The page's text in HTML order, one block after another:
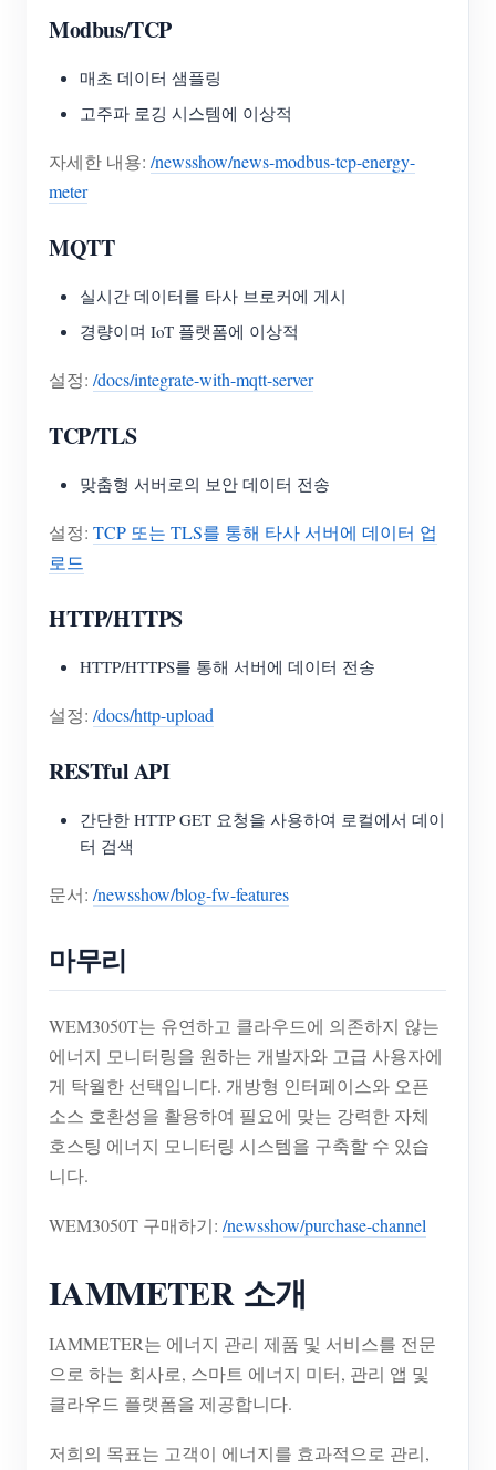
Modbus/TCP
매초 데이터 샘플링
고주파 로깅 시스템에 이상적
자세한 내용: /newsshow/news-modbus-tcp-energy-
meter
MQTT
실시간 데이터를 타사 브로커에 게시
경량이며 IoT 플랫폼에 이상적
설정: /docs/integrate-with-mqtt-server
TCP/TLS
맞춤형 서버로의 보안 데이터 전송
설정: TCP 또는 TLS를 통해 타사 서버에 데이터 업
로드
HTTP/HTTPS
HTTP/HTTPS를 통해 서버에 데이터 전송
설정: /docs/http-upload
RESTful API
간단한 HTTP GET 요청을 사용하여 로컬에서 데이
터 검색
문서: /newsshow/blog-fw-features
마무리
WEM3050T는 유연하고 클라우드에 의존하지 않는
에너지 모니터링을 원하는 개발자와 고급 사용자에
게 탁월한 선택입니다. 개방형 인터페이스와 오픈
소스 호환성을 활용하여 필요에 맞는 강력한 자체
호스팅 에너지 모니터링 시스템을 구축할 수 있습
니다.
WEM3050T 구매하기: /newsshow/purchase-channel
IAMMETER 소개
IAMMETER는 에너지 관리 제품 및 서비스를 전문
으로 하는 회사로, 스마트 에너지 미터, 관리 앱 및
클라우드 플랫폼을 제공합니다.
저희의 목표는 고객이 에너지를 효과적으로 관리,